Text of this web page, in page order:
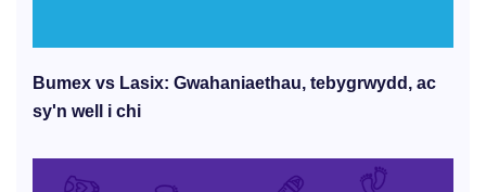
Bumex vs Lasix: Gwahaniaethau, tebygrwydd, ac
sy'n well i chi